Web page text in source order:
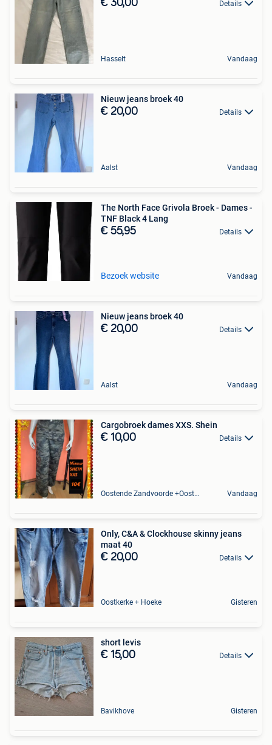
€ 30,00 Details
Hasselt Vandaag
Nieuw jeans broek 40
€ 20,00 Details
Aalst Vandaag
The North Face Grivola Broek - Dames -
TNF Black 4 Lang
€ 55,95 Details
Bezoek website Vandaag
Nieuw jeans broek 40
€ 20,00 Details
Aalst Vandaag
Cargobroek dames XXS. Shein
€ 10,00 Details
Oostende Zandvoorde +Oostende Vandaag
Only, C&A & Clockhouse skinny jeans
maat 40
€ 20,00 Details
Oostkerke + Hoeke Gisteren
short levis
€ 15,00 Details
Bavikhove Gisteren